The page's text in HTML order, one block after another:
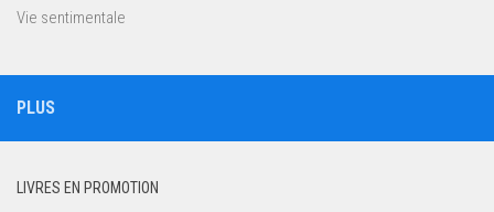
Vie sentimentale
PLUS
LIVRES EN PROMOTION